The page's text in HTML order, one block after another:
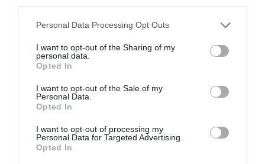
Please note that this website/app uses one or more Google
not limited to your visit or usage behaviour. You may click to
grant or deny consent to Google and its third-party tags to
use your data for below specified purposes in below Google
consent section.
Personal Data Processing Opt Outs
I want to opt-out of the Sharing of my
personal data.
Opted In
I want to opt-out of the Sale of my
Personal Data.
Opted In
I want to opt-out of processing my
Personal Data for Targeted Advertising.
Opted In
Πρωταθλητής Ελλάδας ο
Παναθηναϊκός!
Ο Σύλλογος πανηγύρισε το 28ο πρωτάθλημα Ελλάδας στον
το «τριφύλλι». Στη δεύτερη θέση κατετάγη η ομάδα
γυναικών.